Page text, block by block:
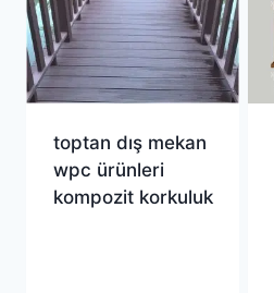
toptan dış mekan
wpc ürünleri
kompozit korkuluk